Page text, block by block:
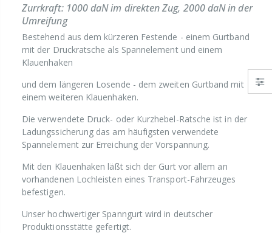
Zurrkraft: 1000 daN im direkten Zug, 2000 daN in der
Umreifung
Bestehend aus dem kürzeren Festende - einem Gurtband
mit der Druckratsche als Spannelement und einem
Klauenhaken
und dem längeren Losende - dem zweiten Gurtband mit
einem weiteren Klauenhaken.
Die verwendete Druck- oder Kurzhebel-Ratsche ist in der
Ladungssicherung das am häufigsten verwendete
Spannelement zur Erreichung der Vorspannung.
Mit den Klauenhaken läßt sich der Gurt vor allem an
vorhandenen Lochleisten eines Transport-Fahrzeuges
befestigen.
Unser hochwertiger Spanngurt wird in deutscher
Produktionsstätte gefertigt.